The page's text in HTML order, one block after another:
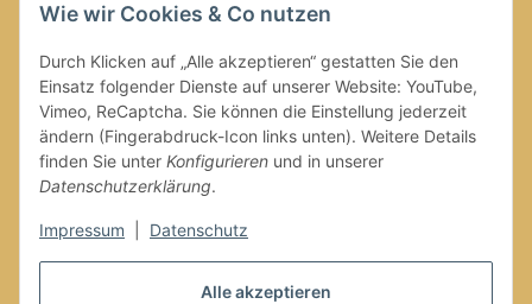
Alle akzeptieren
Wie wir Cookies & Co nutzen
Durch Klicken auf „Alle akzeptieren“ gestatten Sie den
Einsatz folgender Dienste auf unserer Website: YouTube,
Vimeo, ReCaptcha. Sie können die Einstellung jederzeit
ändern (Fingerabdruck-Icon links unten). Weitere Details
finden Sie unter Konfigurieren und in unserer
Datenschutzerklärung.
Impressum Datenschutz
Versand
Vertrag widerrufen